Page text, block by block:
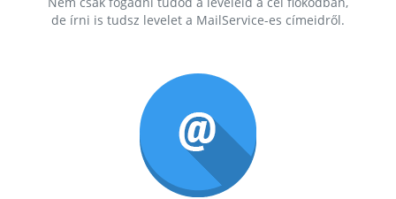
de írni is tudsz levelet a MailService-es címeidről.